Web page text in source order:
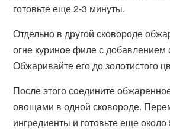
готовьте еще 2-3 минуты.
Отдельно в другой сковороде
огне куриное филе с добавлением
Обжаривайте его до золотистого
После этого соедините
овощами в одной сковороде.
ингредиенты и готовьте еще